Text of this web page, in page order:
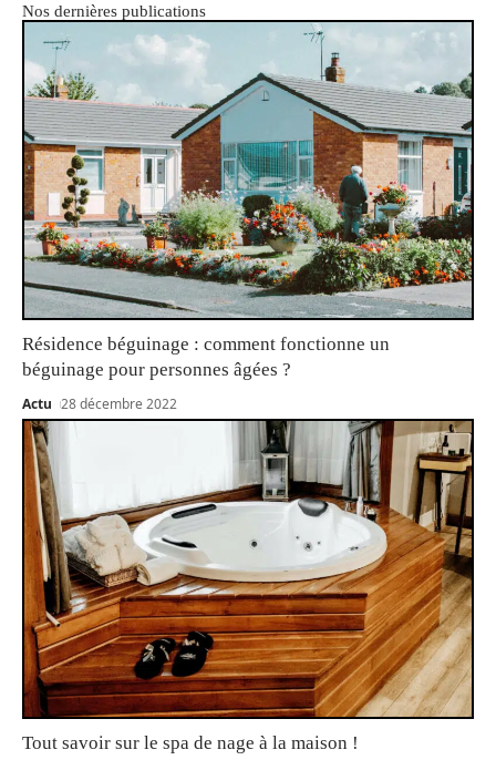
Nos dernières publications
Résidence béguinage : comment fonctionne un
béguinage pour personnes âgées ?
Actu 28 décembre 2022
Tout savoir sur le spa de nage à la maison !